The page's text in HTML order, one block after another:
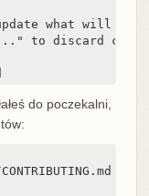
what will be
to discard
do poczekalni,